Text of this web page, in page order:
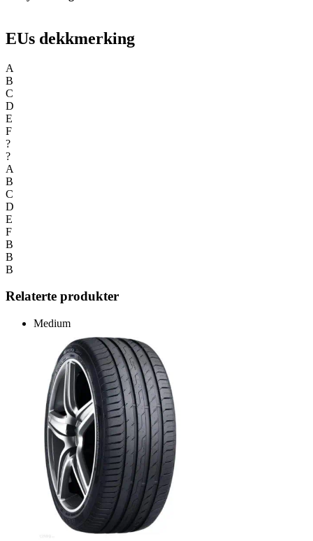
EUs dekkmerking
A
B
C
D
E
F
?
?
A
B
C
D
E
F
B
B
B
Relaterte produkter
Medium